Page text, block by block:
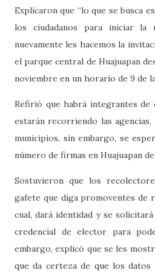
Explicaron que “lo que se busca
los ciudadanos para iniciar la
nuevamente les hacemos la
el parque central de Huajuapan
noviembre en un horario de 9 de la
Refirió que habrá integrantes de
estarán recorriendo las
municipios, sin embargo, se
número de firmas en Huajuapan
Sostuvieron que los
gafete que diga promoventes de
cual, dará identidad y se
credencial de elector para
embargo, explicó que se les
que da certeza de que los